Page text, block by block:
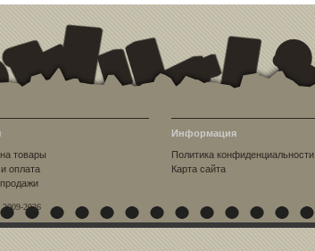
товары
оплата
Информация
Политика конфиденциальности
Карта сайта
2026